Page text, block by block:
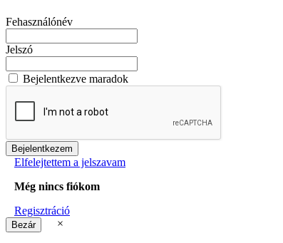
Fehasználónév
Jelszó
Bejelentkezve maradok
Elfelejtettem a jelszavam
Még nincs fiókom
Regisztráció
×